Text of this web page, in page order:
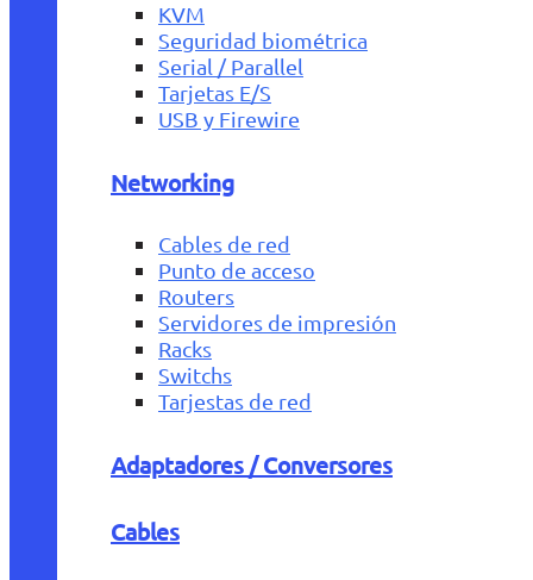
KVM
Seguridad biométrica
Serial / Parallel
Tarjetas E/S
USB y Firewire
Networking
Cables de red
Punto de acceso
Routers
Servidores de impresión
Racks
Switchs
Tarjestas de red
Adaptadores / Conversores
Cables